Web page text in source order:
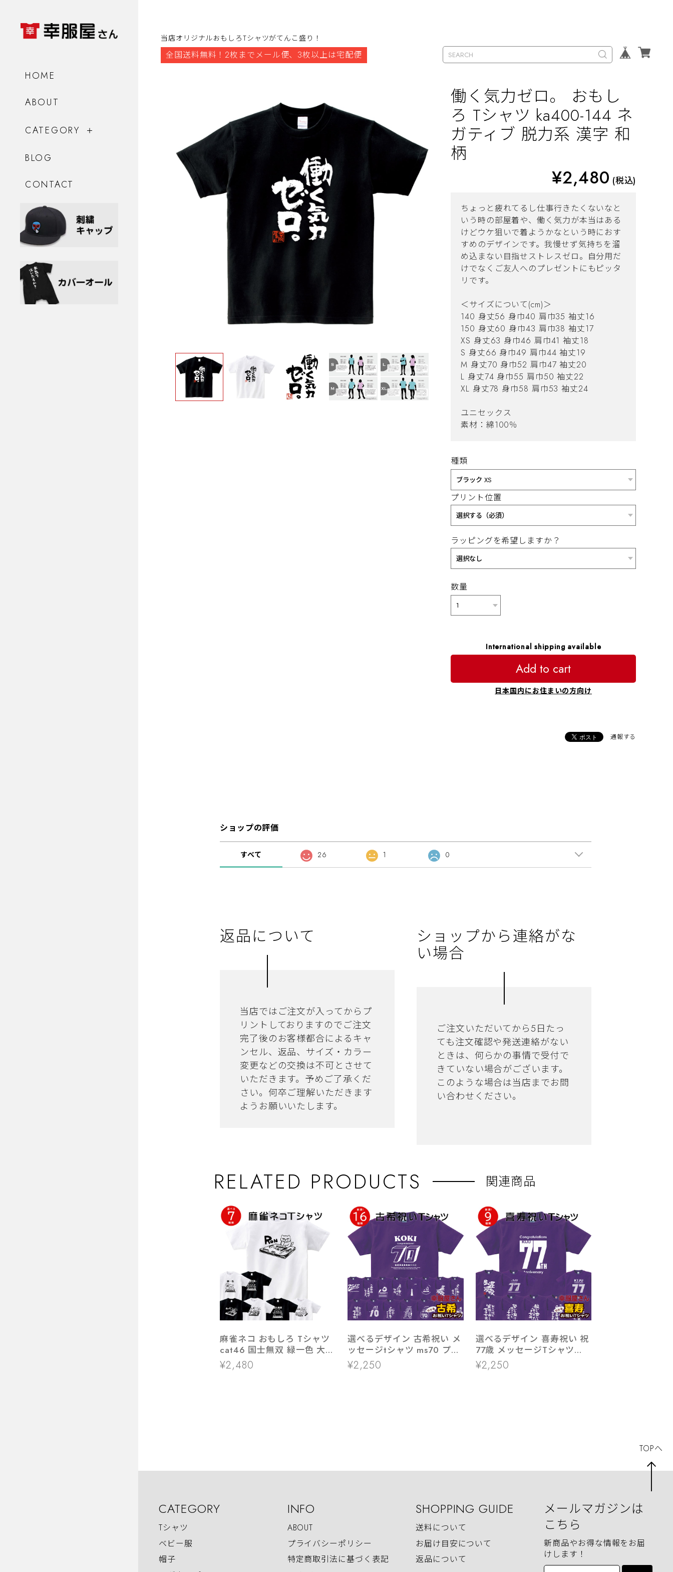
HOME
ABOUT
CATEGORY
BLOG
CONTACT
当店オリジナルおもしろTシャツがてんこ盛り！
全国送料無料！2枚までメール便、3枚以上は宅配便
働く気力ゼロ。 おもし
ろ Tシャツ ka400-144 ネ
ガティブ 脱力系 漢字 和
柄
¥2,480 (税込)
ちょっと疲れてるし仕事行きたくないなと
いう時の部屋着や、働く気力が本当はある
けどウケ狙いで着ようかなという時におす
すめのデザインです。我慢せず気持ちを溜
め込まない目指せストレスゼロ。自分用だ
けでなくご友人へのプレゼントにもピッタ
リです。
＜サイズについて(cm)＞
140 身丈56 身巾40 肩巾35 袖丈16
150 身丈60 身巾43 肩巾38 袖丈17
XS 身丈63 身巾46 肩巾41 袖丈18
S 身丈66 身巾49 肩巾44 袖丈19
M 身丈70 身巾52 肩巾47 袖丈20
L 身丈74 身巾55 肩巾50 袖丈22
XL 身丈78 身巾58 肩巾53 袖丈24
ユニセックス
素材：綿100％
種類
プリント位置
ラッピングを希望しますか？
数量
International shipping available
Add to cart
日本国内にお住まいの方向け
通報する
ショップの評価
すべて 26 1 0
返品について
当店ではご注文が入ってからプ
リントしておりますのでご注文
完了後のお客様都合によるキャ
ンセル、返品、サイズ・カラー
変更などの交換は不可とさせて
いただきます。予めご了承くだ
さい。何卒ご理解いただきます
ようお願いいたします。
ショップから連絡がな
い場合
ご注文いただいてから5日たっ
ても注文確認や発送連絡がない
ときは、何らかの事情で受付で
きていない場合がございます。
このような場合は当店までお問
い合わせください。
RELATED PRODUCTS 関連商品
麻雀ネコ おもしろ Tシャツ
cat46 国士無双 緑一色 大三
元 九連宝燈 ロン チョンボ
猫服 ゆるキャラ ねこ 猫 服
¥2,480
選べるデザイン 古希祝い メ
ッセージtシャツ ms70 プレ
ゼント 全16種類
¥2,250
選べるデザイン 喜寿祝い 祝
77歳 メッセージTシャツ
ms107 七十七歳の長寿お祝
い 父 母 祖父 祖母 男性 女
¥2,250
CATEGORY
Tシャツ
ベビー服
帽子
INFO
ABOUT
プライバシーポリシー
特定商取引法に基づく表記
SHOPPING GUIDE
送料について
お届け目安について
返品について
メールマガジンは
こちら
新商品やお得な情報をお届
けします！
TOPへ